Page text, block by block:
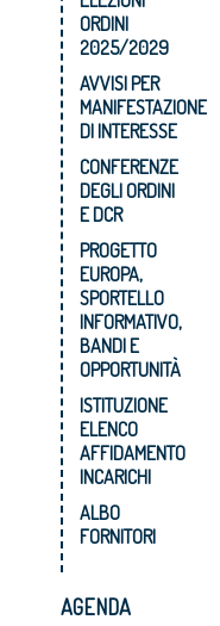
ORDINI
2025/2029
AVVISI PER
MANIFESTAZIONE
DI INTERESSE
CONFERENZE
DEGLI ORDINI
E DCR
PROGETTO
EUROPA,
SPORTELLO
INFORMATIVO,
BANDI E
OPPORTUNITÀ
ISTITUZIONE
ELENCO
AFFIDAMENTO
INCARICHI
ALBO
FORNITORI
AGENDA